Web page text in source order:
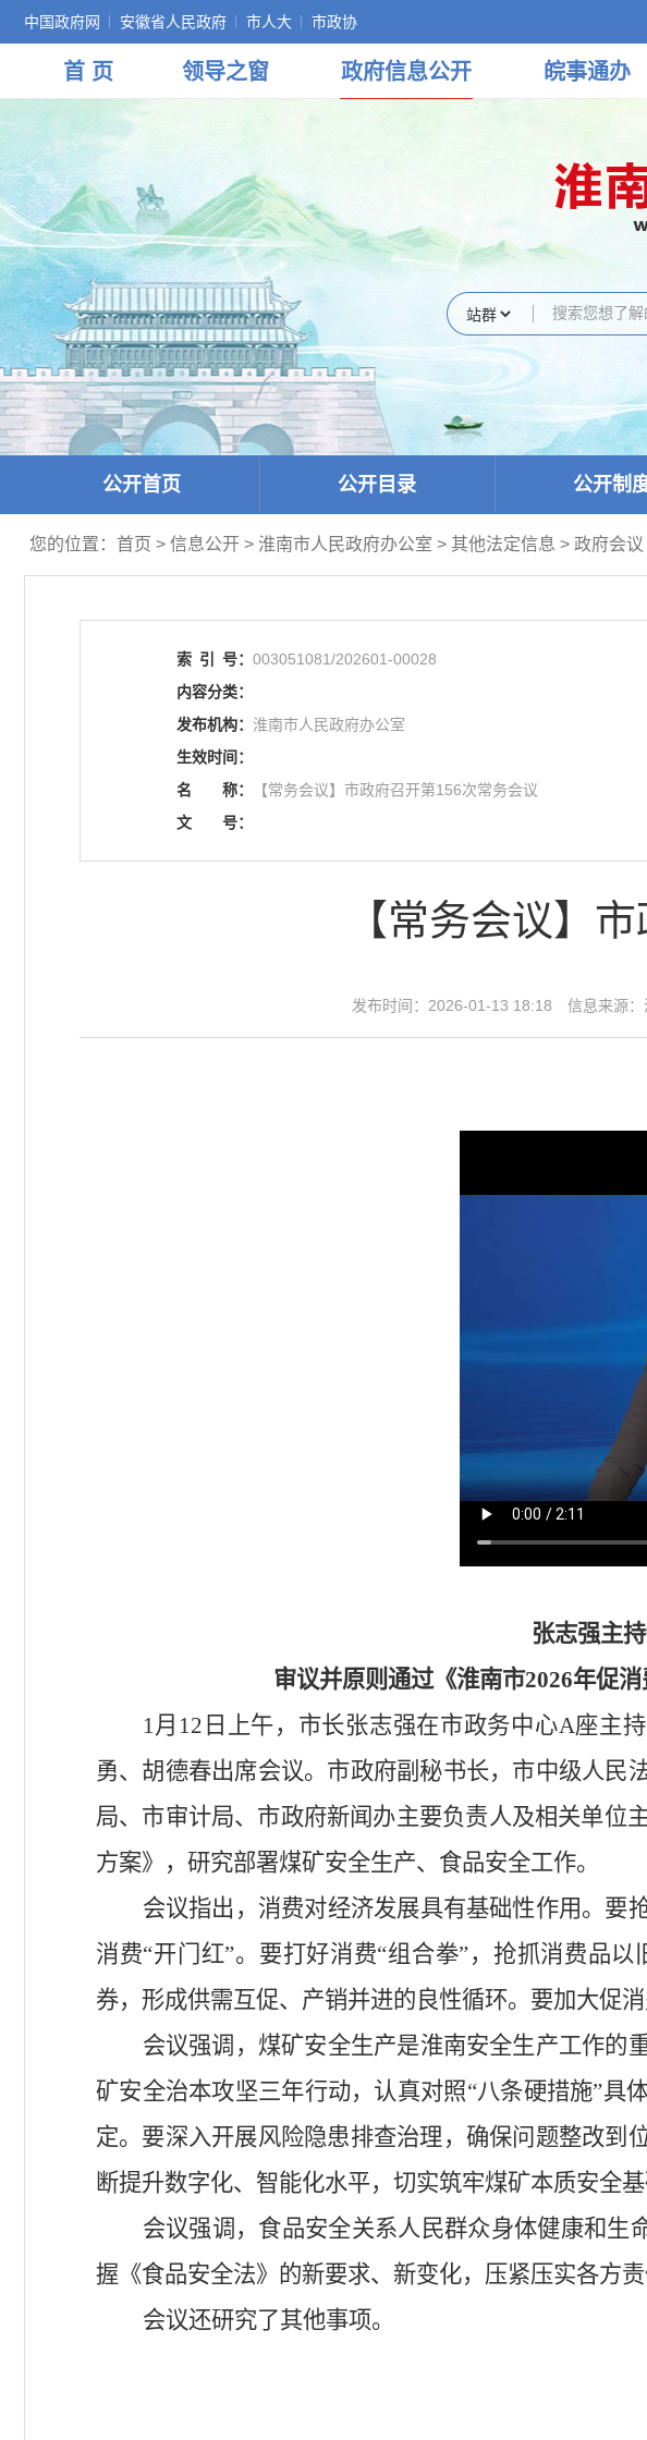
中国政府网 安徽省人民政府 市人大 市政协
首 页 领导之窗 政府信息公开 皖事通办
公开首页 公开目录 公开制
您的位置： 首页 > 信息公开 > 淮南市人民政府办公室 > 其他法定信息 > 政府会议
索 引 号： 003051081/202601-00028
内容分类：
发布机构： 淮南市人民政府办公室
生效时间：
名
称： 【常务会议】市政府召开第156次常务会议
文
号：
【常务会议】
发布时间：2026-01-13 18:18 信息来源
张志强主
审议并原则通过《淮南市2026年促
1月 12 日上午，市长张志强在市政务中心A座主
勇、胡德春出席会议。市政府副秘书长，市中级人民
局、市审计局、市政府新闻办主要负责人及相关单位
方案》，研究部署煤矿安全生产、食品安全工作。
会议指出，消费对经济发展具有基础性作用。要
消费“开门红”。要打好消费“组合拳”，抢抓消费品
券，形成供需互促、产销并进的良性循环。要加大促
会议强调，煤矿安全生产是淮南安全生产工作的
矿安全治本攻坚三年行动，认真对照“八条硬措施”具
定。要深入开展风险隐患排查治理，确保问题整改到
断提升数字化、智能化水平，切实筑牢煤矿本质安全基
会议强调，食品安全关系人民群众身体健康和生
握《食品安全法》的新要求、新变化，压紧压实各方
会议还研究了其他事项。